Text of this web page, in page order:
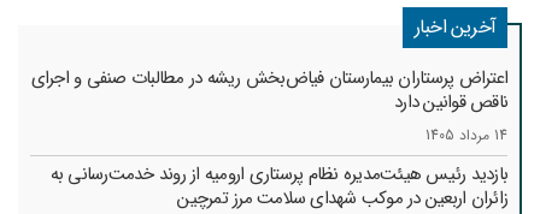
آخرین اخبار
اعتراض پرستاران بیمارستان فیاض‌بخش ریشه در مطالبات صنفی و اجرای
ناقص قوانین دارد
14 مرداد 1405
بازدید رئیس هیئت‌مدیره نظام پرستاری ارومیه از روند خدمت‌رسانی به
زائران اربعین در موکب شهدای سلامت مرز تمرچین